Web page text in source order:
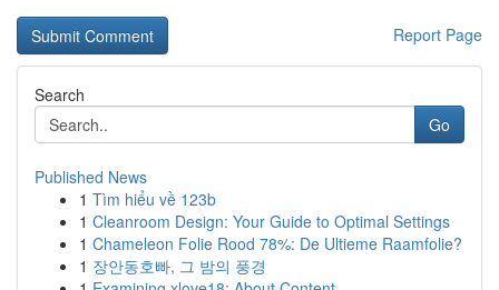
Report Page
Search
Go
Published News
1 Tìm hiểu về 123b
1 Cleanroom Design: Your Guide to Optimal Settings
1 Chameleon Folie Rood 78%: De Ultieme Raamfolie?
1 장안동호빠, 그 밤의 풍경